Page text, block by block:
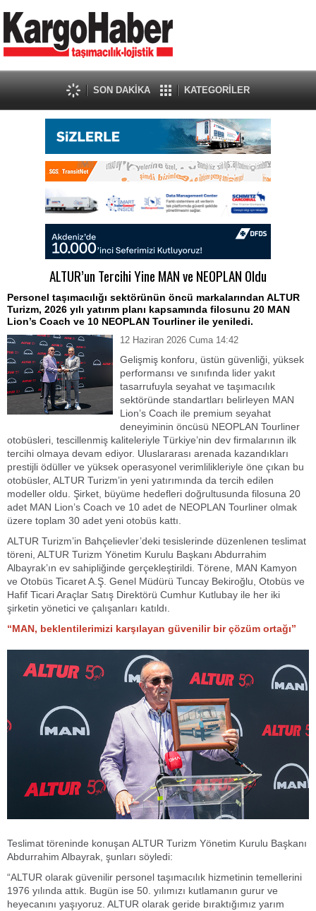
SON DAKİKA KATEGORİLER
ALTUR’un Tercihi Yine MAN ve NEOPLAN Oldu
Personel taşımacılığı sektörünün öncü markalarından ALTUR
Turizm, 2026 yılı yatırım planı kapsamında filosunu 20 MAN
Lion’s Coach ve 10 NEOPLAN Tourliner ile yeniledi.
12 Haziran 2026 Cuma 14:42
Gelişmiş konforu, üstün güvenliği, yüksek
performansı ve sınıfında lider yakıt
tasarrufuyla seyahat ve taşımacılık
sektöründe standartları belirleyen MAN
Lion’s Coach ile premium seyahat
deneyiminin öncüsü NEOPLAN Tourliner
otobüsleri, tescillenmiş kaliteleriyle Türkiye’nin dev firmalarının ilk
tercihi olmaya devam ediyor. Uluslararası arenada kazandıkları
prestijli ödüller ve yüksek operasyonel verimlilikleriyle öne çıkan bu
otobüsler, ALTUR Turizm’in yeni yatırımında da tercih edilen
modeller oldu. Şirket, büyüme hedefleri doğrultusunda filosuna 20
adet MAN Lion’s Coach ve 10 adet de NEOPLAN Tourliner olmak
üzere toplam 30 adet yeni otobüs kattı.
ALTUR Turizm’in Bahçelievler’deki tesislerinde düzenlenen teslimat
töreni, ALTUR Turizm Yönetim Kurulu Başkanı Abdurrahim
Albayrak’ın ev sahipliğinde gerçekleştirildi. Törene, MAN Kamyon
ve Otobüs Ticaret A.Ş. Genel Müdürü Tuncay Bekiroğlu, Otobüs ve
Hafif Ticari Araçlar Satış Direktörü Cumhur Kutlubay ile her iki
şirketin yönetici ve çalışanları katıldı.
“MAN, beklentilerimizi karşılayan güvenilir bir çözüm ortağı”
Teslimat töreninde konuşan ALTUR Turizm Yönetim Kurulu Başkanı
Abdurrahim Albayrak, şunları söyledi:
“ALTUR olarak güvenilir personel taşımacılık hizmetinin temellerini
1976 yılında attık. Bugün ise 50. yılımızı kutlamanın gurur ve
heyecanını yaşıyoruz. ALTUR olarak geride bıraktığımız yarım